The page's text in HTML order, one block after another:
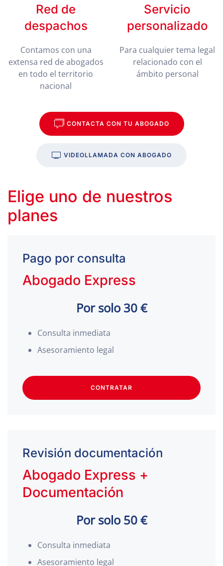
Red de
despachos
Contamos con una
extensa red de abogados
en todo el territorio
nacional
Servicio
personalizado
Para cualquier tema legal
relacionado con el
ámbito personal
CONTACTA CON TU ABOGADO
VIDEOLLAMADA CON ABOGADO
Elige uno de nuestros
planes
Pago por consulta
Abogado Express
Por solo 30 €
Consulta inmediata
Asesoramiento legal
CONTRATAR
Revisión documentación
Abogado Express +
Documentación
Por solo 50 €
Consulta inmediata
Asesoramiento legal